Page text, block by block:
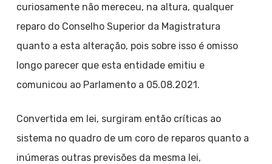
curiosamente não mereceu, na altura, qualquer
reparo do Conselho Superior da Magistratura
quanto a esta alteração, pois sobre isso é omisso
longo parecer que esta entidade emitiu e
comunicou ao Parlamento a 05.08.2021.
Convertida em lei, surgiram então críticas ao
sistema no quadro de um coro de reparos quanto a
inúmeras outras previsões da mesma lei,